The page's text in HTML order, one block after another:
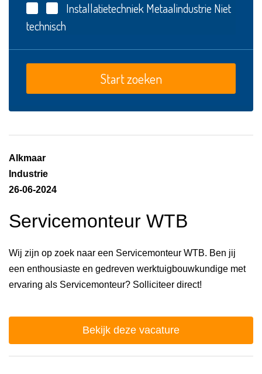
Installatietechniek Metaalindustrie Niet
technisch
Alkmaar
Industrie
26-06-2024
Servicemonteur WTB
Wij zijn op zoek naar een Servicemonteur WTB. Ben jij
een enthousiaste en gedreven werktuigbouwkundige met
ervaring als Servicemonteur? Solliciteer direct!
Bekijk deze vacature